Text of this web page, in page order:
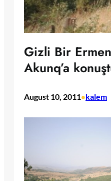
Gizli Bir
Akunq’a
August 10, 2011•kalem